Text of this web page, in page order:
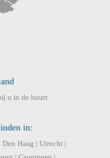
u in de buurt
in:
Den Haag | Utrecht |